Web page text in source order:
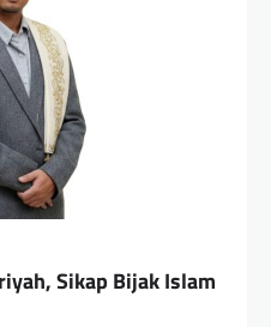
Sikap Bijak Islam